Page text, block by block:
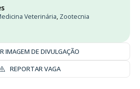
Veterinária, Zootecnia
IMAGEM DE DIVULGAÇÃO
REPORTAR VAGA